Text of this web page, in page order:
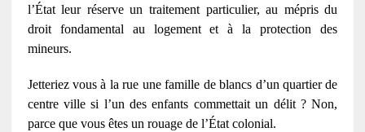
l’État leur réserve un traitement particulier, au mépris du
droit fondamental au logement et à la protection des
mineurs.
Jetteriez vous à la rue une famille de blancs d’un quartier de
centre ville si l’un des enfants commettait un délit ? Non,
parce que vous êtes un rouage de l’État colonial.